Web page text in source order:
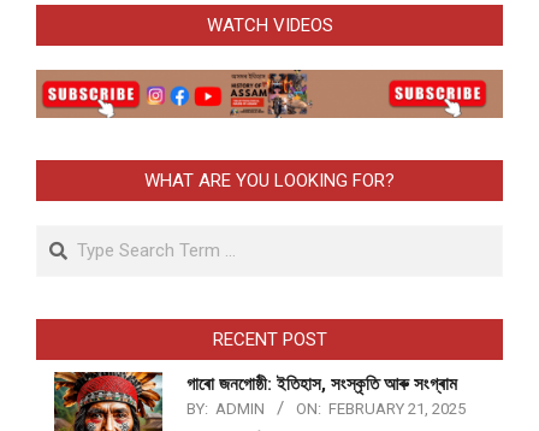
WATCH VIDEOS
WHAT ARE YOU LOOKING FOR?
Search
RECENT POST
গাৰো জনগোষ্ঠী: ইতিহাস, সংস্কৃতি আৰু সংগ্ৰাম
BY: ADMIN ON: FEBRUARY 21, 2025